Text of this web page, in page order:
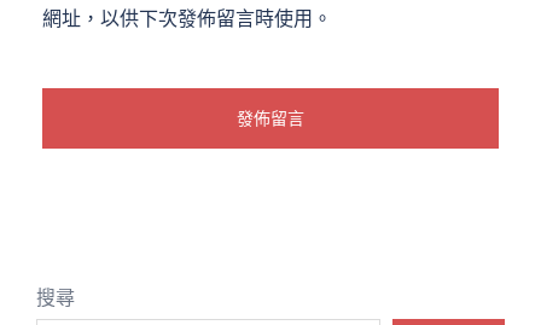
網址，以供下次發佈留言時使用。
搜尋